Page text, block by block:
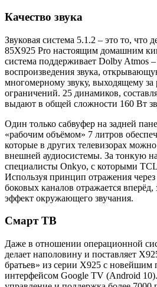
Качество звука
Звуковая система 5.1.2 – это то, что
85X925 Pro настоящим домашним
система поддерживает Dolby Atmos
воспроизведения звука,
многомерному звуку, выходящему
ограничений. 25 динамиков,
выдают в общей сложности 160 Вт
Один только сабвуфер на задней
«рабочим объёмом» 7 литров
которые в других телевизорах
внешней аудиосистемы. За тонкую
специалисты Onkyo, с которыми TCL
Используя принцип отражения через
боковых каналов отражается вперёд,
эффект окружающего звучания.
Смарт ТВ
Даже в отношении операционной
делает наполовину и поставляет
братьев» из серии X925 с новейшим
интерфейсом Google TV (Android